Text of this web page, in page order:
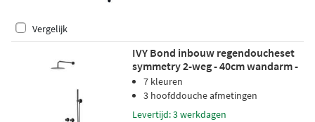
Vergelijk
IVY Bond inbouw regendoucheset
symmetry 2-weg - 40cm wandarm -
20cm medium hoofddouche -
wandhouder - staafhanddouche -
7 kleuren
3 hoofddouche afmetingen
Levertijd: 3 werkdagen